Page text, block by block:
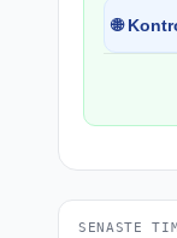
🌐
SENASTE